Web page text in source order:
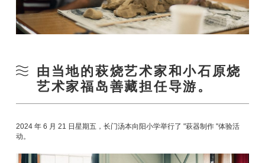
由当地的萩烧艺术家和小石原烧
艺术家福岛善藏担任导游。
2024 年 6 月 21 日星期五，长门汤本向阳小学举行了 "萩器制作 "体验活
动。